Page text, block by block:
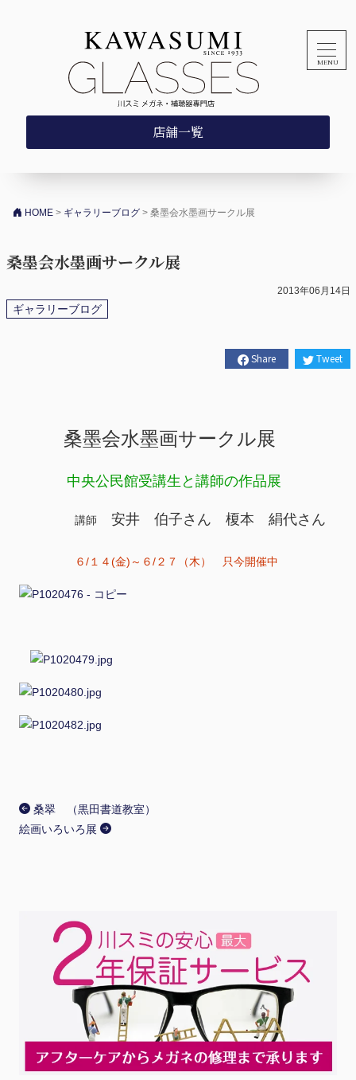
店舗一覧
HOME > ギャラリーブログ >桑墨会水墨画サークル展
桑墨会水墨画サークル展
2013年06月14日
ギャラリーブログ
Share Tweet
桑墨会水墨画サークル展
中央公民館受講生と講師の作品展
講師 安井 伯子さん 榎本 絹代さん
６/１４(金)～６/２７（木） 只今開催中
桑翠 （黒田書道教室）
絵画いろいろ展